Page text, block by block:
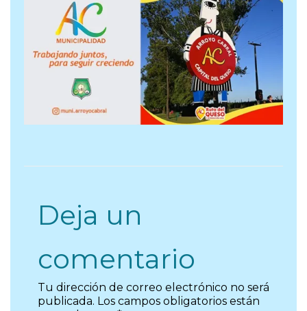
Deja un
comentario
Tu dirección de correo electrónico no será